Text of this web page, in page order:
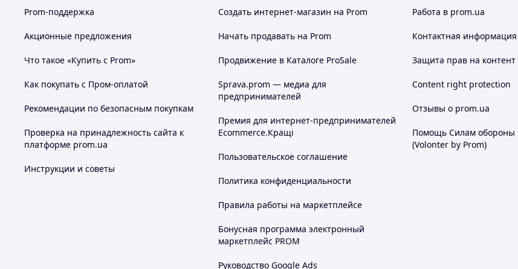
Мы умеем управлять солнцем!
Похожие товары по характеристикам
Prom-поддержка
Акционные предложения
Что такое «Купить с Prom»
Как покупать с Пром-оплатой
Рекомендации по безопасным покупкам
Проверка на принадлежность сайта к
платформе prom.ua
Инструкции и советы
Создать интернет-магазин на Prom
Начать продавать на Prom
Продвижение в Каталоге ProSale
Sprava.prom — медиа для
предпринимателей
Премия для интернет-предпринимателей
Ecommerce.Кращі
Пользовательское соглашение
Политика конфиденциальности
Правила работы на маркетплейсе
Бонусная программа электронный
маркетплейс PROM
Руководство Google Ads
Работа в prom.ua
Контактная информация
Защита прав на контент
Content right protection
Отзывы о prom.ua
Помощь Силам обороны
(Volonter by Prom)